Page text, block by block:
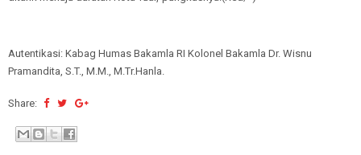
Autentikasi: Kabag Humas Bakamla RI Kolonel Bakamla Dr. Wisnu
Pramandita, S.T., M.M., M.Tr.Hanla.
Share: